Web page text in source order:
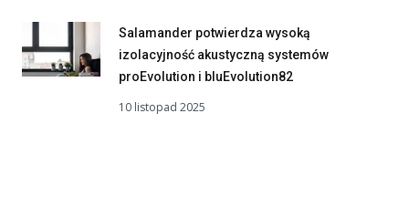
Salamander potwierdza wysoką
izolacyjność akustyczną systemów
proEvolution i bluEvolution82
10 listopad 2025